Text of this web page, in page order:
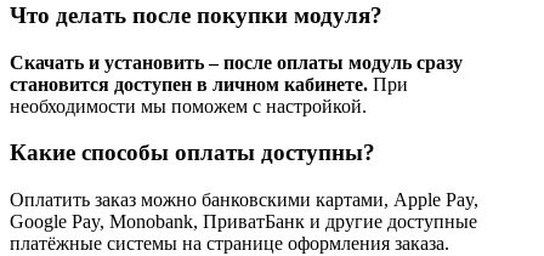
Что делать после покупки модуля?
Скачать и установить – после оплаты модуль сразу
становится доступен в личном кабинете. При
необходимости мы поможем с настройкой.
Какие способы оплаты доступны?
Оплатить заказ можно банковскими картами, Apple Pay,
Google Pay, Monobank, ПриватБанк и другие доступные
платёжные системы на странице оформления заказа.